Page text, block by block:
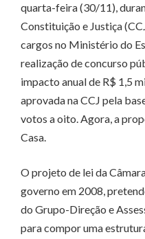
quarta-feira (30/11),
Constituição e Justiça
cargos no Ministério do
realização de concurso
impacto anual de R$ 1,5
aprovada na CCJ pela
votos a oito. Agora, a
Casa.
O projeto de lei da
governo em 2008,
do Grupo-Direção e
para compor uma